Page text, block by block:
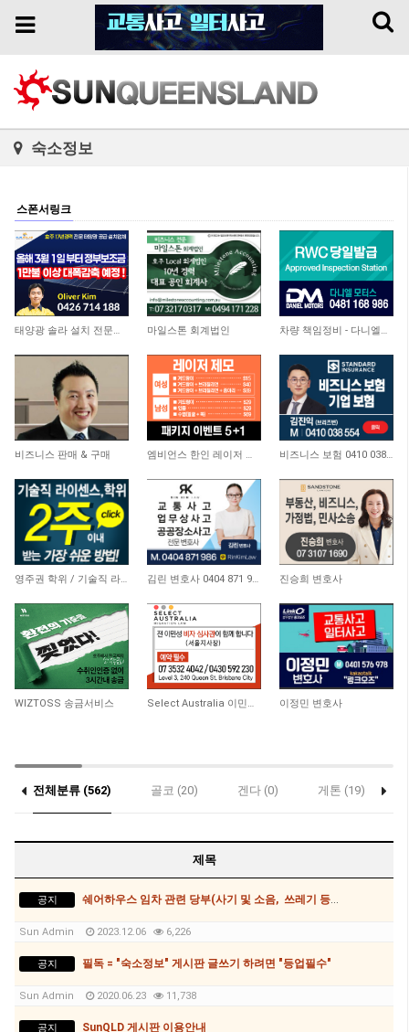
Toggle
Toggle
숙소정보
스폰서링크
11,377 태양광 솔라 설치 전문업체 4,517
마일스톤 회계법인 4,750 차량 책임정비 - 다니엘모터스
6,084
비즈니스 판매 & 구매 3,853 엠비언스 한인 레이저 클리닉 3,917 비즈니스 보험 0410 038 554
20,753 영주권 학위 / 기술직 라이센스 최소2주안에 받기! (요리, 페인팅, 용접, 차일드케어 등… 11,423 김린 변호사 0404 871 986 9,442
진승희 변호사
9,752
WIZTOSS 송금서비스 9,863 Select Australia 이민전문 9,265
이정민 변호사
전체분류 (562) 골코 (20) 겐다 (0) 게톤 (19)
제목
공지 쉐어하우스 임차 관련 당부(사기 및 소음, 쓰레기 등)사항
Sun Admin 2023.12.06 6,226
공지 필독 = "숙소정보" 게시판 글쓰기 하려면 "등업필수"
Sun Admin 2020.06.23 11,738
공지 SunQLD 게시판 이용안내